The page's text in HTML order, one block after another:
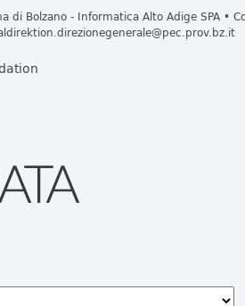
di Bolzano - Informatica Alto Adige SPA •